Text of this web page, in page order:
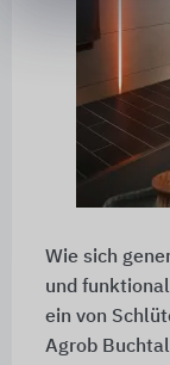
Wie sich
und
ein von
Agrob